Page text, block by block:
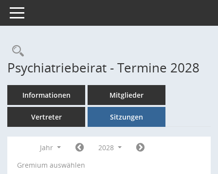
Toggle navigation
Rechercheauswahl
Psychiatriebeirat - Termine 2028
Informationen Mitglieder
Vertreter Sitzungen
Jahr
2028
Gremium auswählen